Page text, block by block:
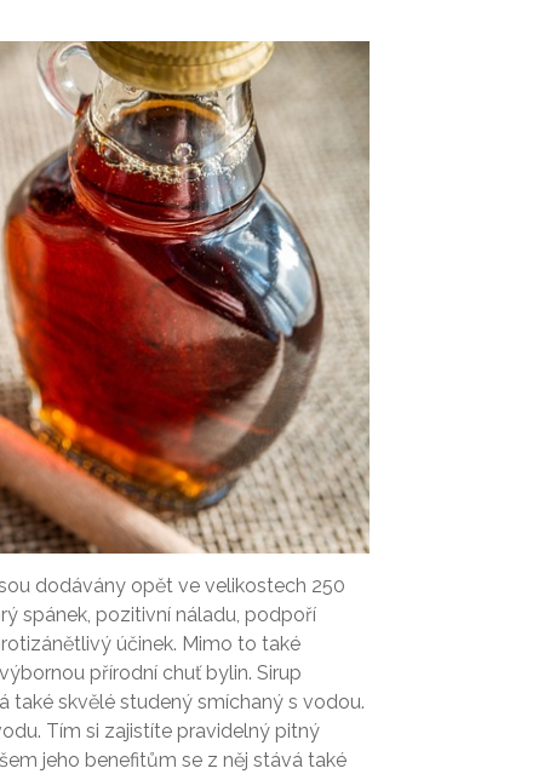
dodávány opět ve velikostech 250
spánek, pozitivní náladu, podpoří
účinek. Mimo to také
přírodní chuť bylin. Sirup
také skvělé studený smíchaný s vodou.
Tím si zajistíte pravidelný pitný
jeho benefitům se z něj stává také